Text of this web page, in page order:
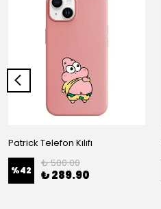
Patrick Telefon Kılıfı
%42
₺ 500.00
₺ 289.90